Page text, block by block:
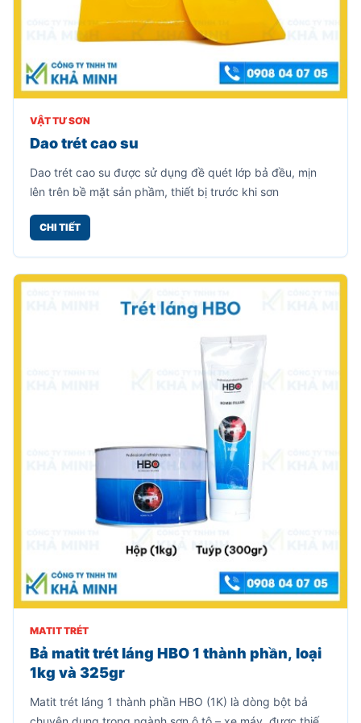
VẬT TƯ SƠN
Dao trét cao su
Dao trét cao su được sử dụng đề quét lớp bả đều, mịn
lên trên bề mặt sản phầm, thiết bị trước khi sơn
CHI TIẾT
MATIT TRÉT
Bả matit trét láng HBO 1 thành phần, loại
1kg và 325gr
Matit trét láng 1 thành phần HBO (1K) là dòng bột bả